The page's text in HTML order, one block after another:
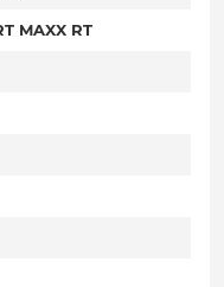
MAXX RT